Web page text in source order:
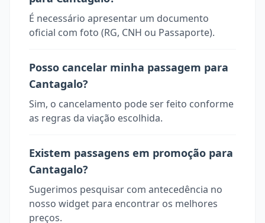
É necessário apresentar um documento
oficial com foto (RG, CNH ou Passaporte).
Posso cancelar minha passagem para
Cantagalo?
Sim, o cancelamento pode ser feito conforme
as regras da viação escolhida.
Existem passagens em promoção para
Cantagalo?
Sugerimos pesquisar com antecedência no
nosso widget para encontrar os melhores
preços.